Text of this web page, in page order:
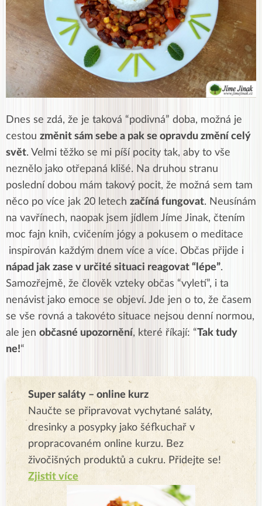
Dnes se zdá, že je taková “podivná” doba, možná je
cestou změnit sám sebe a pak se opravdu změní celý
svět. Velmi těžko se mi píší pocity tak, aby to vše
neznělo jako otřepaná klišé. Na druhou stranu
poslední dobou mám takový pocit, že možná sem tam
něco po více jak 20 letech začíná fungovat. Neusínám
na vavřínech, naopak jsem jídlem Jíme Jinak, čtením
moc fajn knih, cvičením jógy a pokusem o meditace
inspirován každým dnem více a více. Občas přijde i
nápad jak zase v určité situaci reagovat “lépe”.
Samozřejmě, že člověk vzteky občas “vyletí”, i ta
nenávist jako emoce se objeví. Jde jen o to, že časem
se vše rovná a takovéto situace nejsou denní normou,
ale jen občasné upozornění, které říkají: “Tak tudy
ne!“
Super saláty – online kurz
Naučte se připravovat vychytané saláty,
dresinky a posypky jako šéfkuchař v
propracovaném online kurzu. Bez
živočišných produktů a cukru. Přidejte se!
Zjistit více